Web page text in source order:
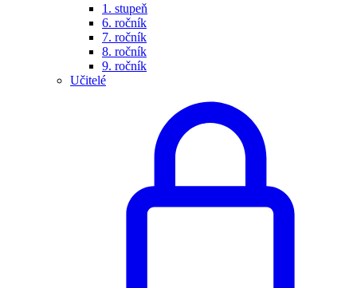
1. stupeň
6. ročník
7. ročník
8. ročník
9. ročník
Učitelé